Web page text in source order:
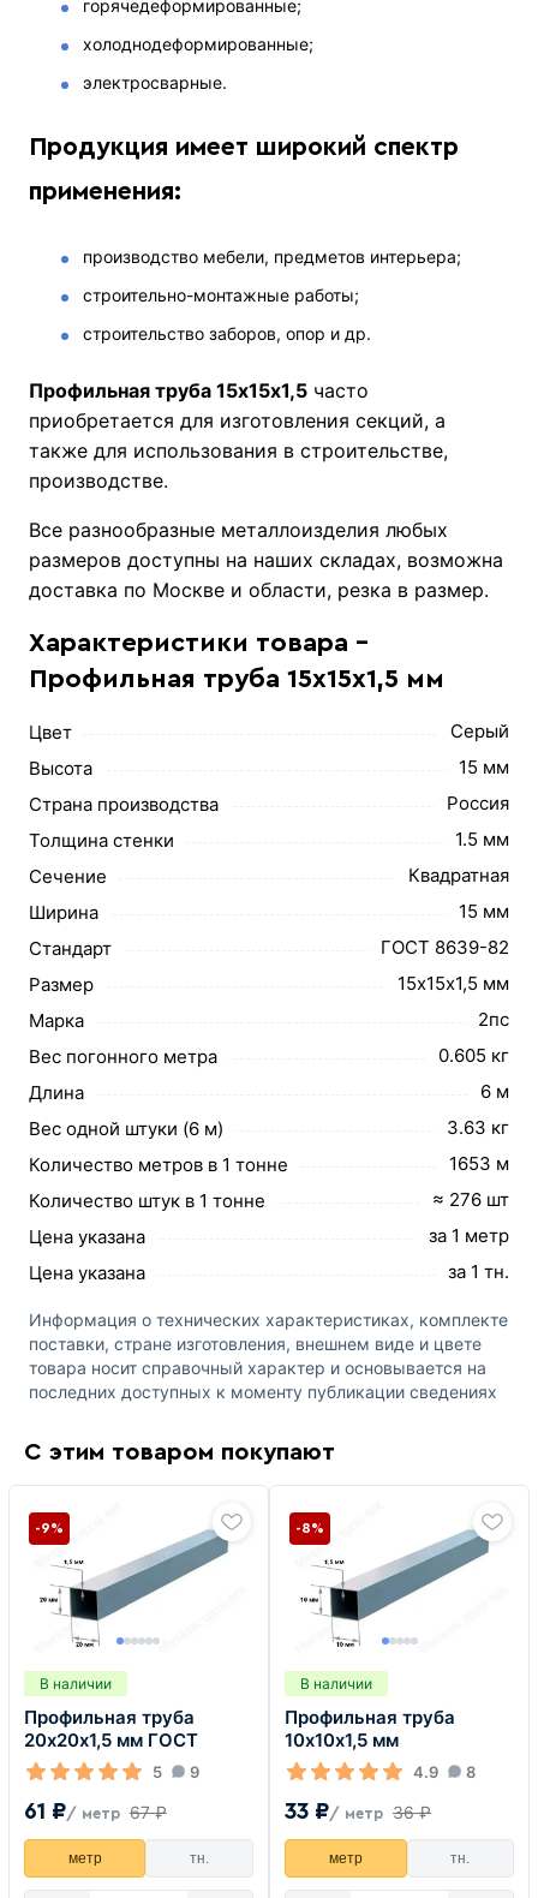
горячедеформированные;
холоднодеформированные;
электросварные.
Продукция имеет широкий спектр
применения:
производство мебели, предметов интерьера;
строительно-монтажные работы;
строительство заборов, опор и др.
Профильная труба 15х15х1,5 часто
приобретается для изготовления секций, а
также для использования в строительстве,
производстве.
Все разнообразные металлоизделия любых
размеров доступны на наших складах, возможна
доставка по Москве и области, резка в размер.
Характеристики товара -
Профильная труба 15х15х1,5 мм
Цвет
Серый
Высота
15 мм
Страна производства
Россия
Толщина стенки
1.5 мм
Сечение
Квадратная
Ширина
15 мм
Стандарт
ГОСТ 8639-82
Размер
15х15х1,5 мм
Марка
2пс
Вес погонного метра
0.605 кг
Длина
6 м
Вес одной штуки (6 м)
3.63 кг
Количество метров в 1 тонне
1653 м
Количество штук в 1 тонне
≈ 276 шт
Цена указана
за 1 метр
Цена указана
за 1 тн.
Информация о технических характеристиках, комплекте
поставки, стране изготовления, внешнем виде и цвете
товара носит справочный характер и основывается на
последних доступных к моменту публикации сведениях
С этим товаром покупают
В наличии
Профильная труба
20х20х1,5 мм ГОСТ
5 9
61 ₽/ метр 67 ₽
-9%
метр тн.
В наличии
Профильная труба
10х10х1,5 мм
4.9 8
33 ₽/ метр 36 ₽
-8%
метр тн.